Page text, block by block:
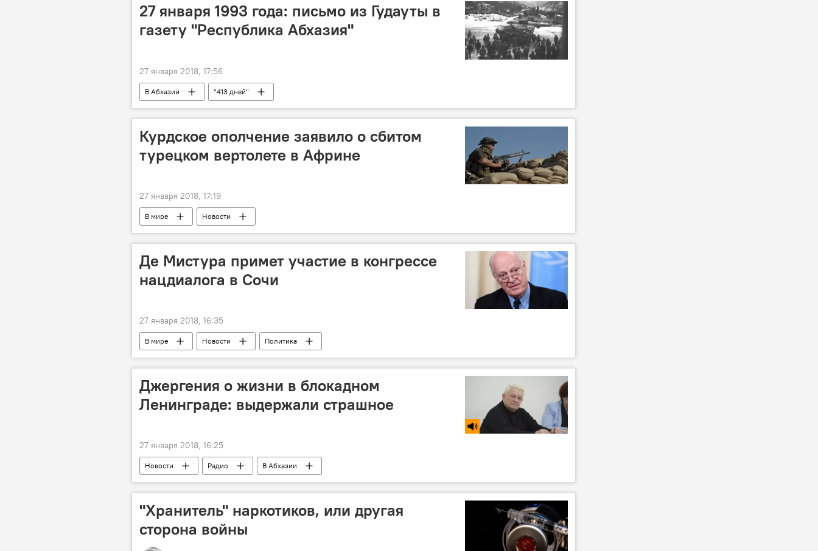
27 января 1993 года: письмо из Гудауты в
газету "Республика Абхазия"
27 января 2018, 17:56
В Абхазии "413 дней"
Курдское ополчение заявило о сбитом
турецком вертолете в Африне
27 января 2018, 17:19
В мире Новости
Де Мистура примет участие в конгрессе
нацдиалога в Сочи
27 января 2018, 16:35
В мире Новости Политика
Джергения о жизни в блокадном
Ленинграде: выдержали страшное
27 января 2018, 16:25
Новости Радио В Абхазии
"Хранитель" наркотиков, или другая
сторона войны